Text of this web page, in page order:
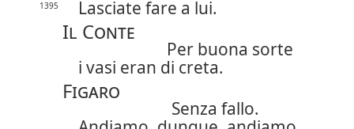
1395 Lasciate fare a lui.
Il Conte
Per buona sorte
i vasi eran di creta.
Figaro
Senza fallo.